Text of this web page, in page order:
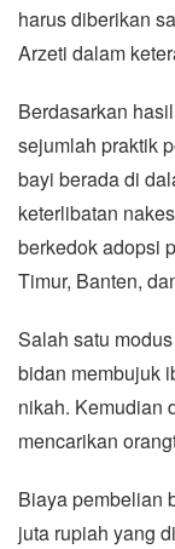
harus diberikan
Arzeti dalam
Berdasarkan
sejumlah praktik
bayi berada di
keterlibatan
berkedok adopsi
Timur, Banten,
Salah satu
bidan membujuk
nikah. Kemudian
mencarikan
Biaya pembelian
juta rupiah yang